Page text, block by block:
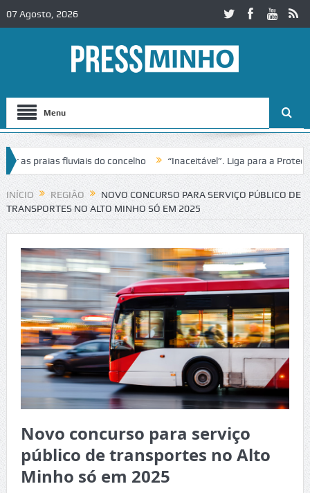
07 Agosto, 2026
Menu
fluviais do concelho “Inaceitável”. Liga para a Proteção da
de trânsito no IC2 em Alcobaça Igreja do Castelo de Cerveira
INÍCIO REGIÃO
NOVO CONCURSO PARA SERVIÇO PÚBLICO DE
TRANSPORTES NO ALTO MINHO SÓ EM 2025
Novo concurso para serviço
público de transportes no Alto
Minho só em 2025